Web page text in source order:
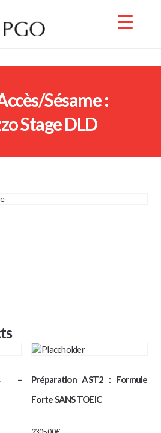
Sésame :
Stage DLD
–
Préparation AST2 : Formule
Forte SANS TOEIC